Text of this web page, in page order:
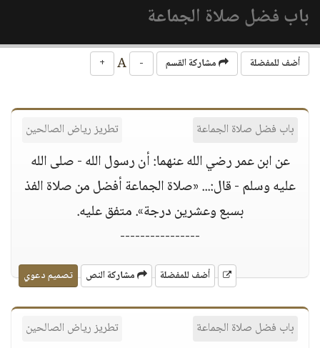
باب فضل صلاة الجماعة
أضف للمفضلة مشاركة القسم -
+
باب فضل صلاة الجماعة تطريز رياض الصالحين
عن ابن عمر رضي الله عنهما: أن رسول الله - صلى الله
عليه وسلم - قال:... «صلاة الجماعة أفضل من صلاة الفذ
بسبع وعشرين درجة». متفق عليه.
----------------
أضف للمفضلة مشاركة النص تصميم دعوي
باب فضل صلاة الجماعة تطريز رياض الصالحين